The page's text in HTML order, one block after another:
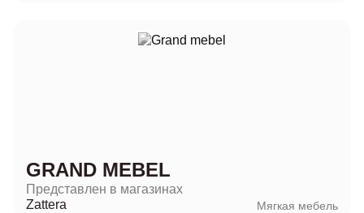
GRAND MEBEL
Представлен в магазинах
Zattera
Мягкая мебель